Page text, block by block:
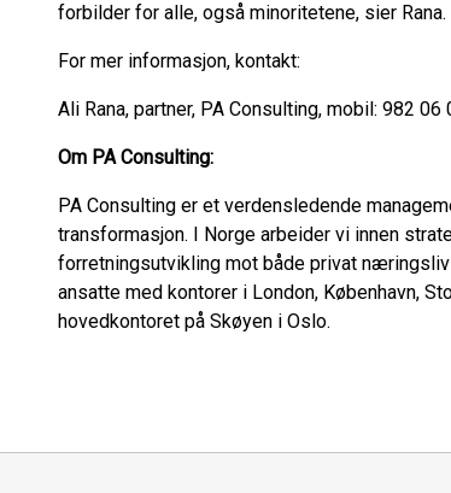
forbilder for alle, også minoritetene, sier Rana.
For mer informasjon, kontakt:
Ali Rana, partner, PA Consulting, mobil: 982 06
Om PA Consulting:
PA Consulting er et verdensledende
transformasjon. I Norge arbeider vi innen
forretningsutvikling mot både privat
ansatte med kontorer i London, København,
hovedkontoret på Skøyen i Oslo.